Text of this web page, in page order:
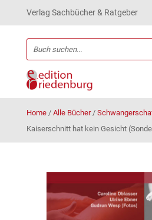
Verlag Sachbücher & Ratgeber
Home/ Alle Bücher/
Kaiserschnitt hat kein Gesicht